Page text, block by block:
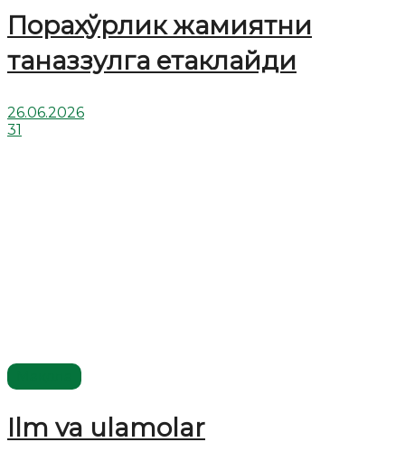
Порахўрлик жамиятни
таназзулга етаклайди
26.06.2026
31
Ilm va ulamolar